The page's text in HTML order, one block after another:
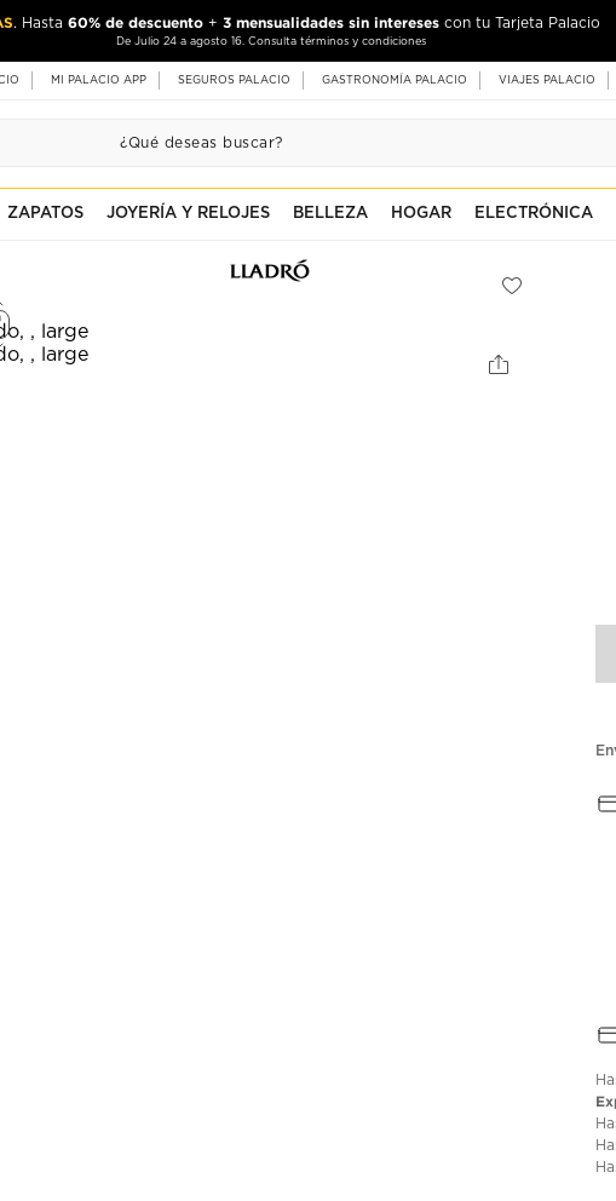
. Hasta 60% de descuento + 3 mensualidades sin intereses con tu Tarjeta Palacio
De Julio 24 a agosto 16. Consulta términos y condiciones
MI PALACIO APP SEGUROS PALACIO GASTRONOMÍA PALACIO VIAJES PALACIO
ZAPATOS JOYERÍA Y RELOJES BELLEZA HOGAR ELECTRÓNICA